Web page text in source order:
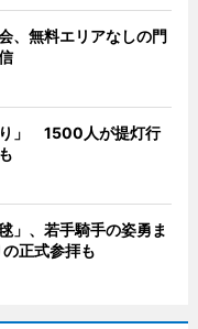
、無料エリアなしの門
り」 1500人が提灯行
」、若手騎手の姿勇ま
正式参拝も